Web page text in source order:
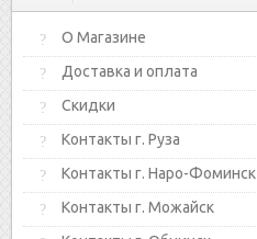
О Магазине
Доставка и оплата
Скидки
Контакты г. Руза
Контакты г. Наро-Фоминск
Контакты г. Можайск